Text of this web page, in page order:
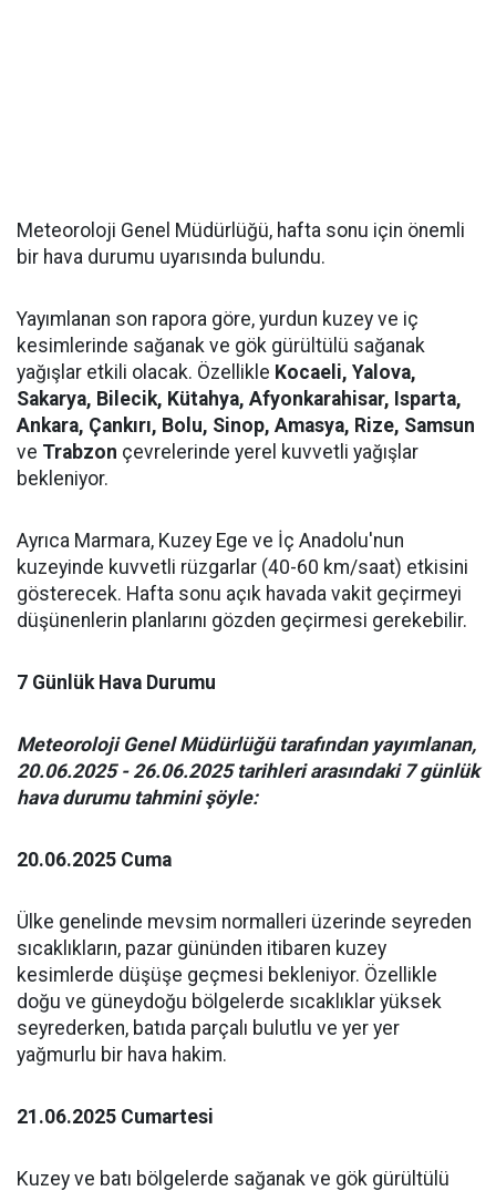
Meteoroloji Genel Müdürlüğü, hafta sonu için önemli
bir hava durumu uyarısında bulundu.
Yayımlanan son rapora göre, yurdun kuzey ve iç
kesimlerinde sağanak ve gök gürültülü sağanak
yağışlar etkili olacak. Özellikle Kocaeli, Yalova,
Sakarya, Bilecik, Kütahya, Afyonkarahisar, Isparta,
Ankara, Çankırı, Bolu, Sinop, Amasya, Rize, Samsun
ve Trabzon çevrelerinde yerel kuvvetli yağışlar
bekleniyor.
Ayrıca Marmara, Kuzey Ege ve İç Anadolu'nun
kuzeyinde kuvvetli rüzgarlar (40-60 km/saat) etkisini
gösterecek. Hafta sonu açık havada vakit geçirmeyi
düşünenlerin planlarını gözden geçirmesi gerekebilir.
7 Günlük Hava Durumu
Meteoroloji Genel Müdürlüğü tarafından yayımlanan,
20.06.2025 - 26.06.2025 tarihleri arasındaki 7 günlük
hava durumu tahmini şöyle:
20.06.2025 Cuma
Ülke genelinde mevsim normalleri üzerinde seyreden
sıcaklıkların, pazar gününden itibaren kuzey
kesimlerde düşüşe geçmesi bekleniyor. Özellikle
doğu ve güneydoğu bölgelerde sıcaklıklar yüksek
seyrederken, batıda parçalı bulutlu ve yer yer
yağmurlu bir hava hakim.
21.06.2025 Cumartesi
Kuzey ve batı bölgelerde sağanak ve gök gürültülü